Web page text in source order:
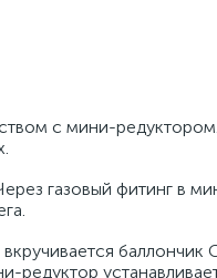
с мини-
газовый фитинг в
баллончик
редуктор